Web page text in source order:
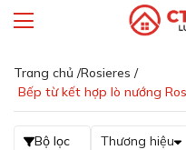
Trang chủ /Rosieres /
Bếp từ kết hợp lò nướng
Bộ lọc Thương hiệu